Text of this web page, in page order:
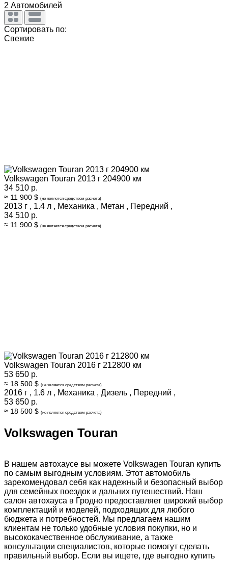
2 Автомобилей
Сортировать по:
Свежие
Volkswagen Touran 2013 г 204900 км
34 510 р.
≈ 11 900 $ (не является средством расчета)
2013 г , 1.4 л , Механика , Метан , Передний ,
34 510 р.
≈ 11 900 $ (не является средством расчета)
Volkswagen Touran 2016 г 212800 км
53 650 р.
≈ 18 500 $ (не является средством расчета)
2016 г , 1.6 л , Механика , Дизель , Передний ,
53 650 р.
≈ 18 500 $ (не является средством расчета)
Volkswagen Touran
В нашем автохаусе вы можете Volkswagen Touran купить
по самым выгодным условиям. Этот автомобиль
зарекомендовал себя как надежный и безопасный выбор
для семейных поездок и дальних путешествий. Наш
салон автохауса в Гродно предоставляет широкий выбор
комплектаций и моделей, подходящих для любого
бюджета и потребностей. Мы предлагаем нашим
клиентам не только удобные условия покупки, но и
высококачественное обслуживание, а также
консультации специалистов, которые помогут сделать
правильный выбор. Если вы ищете, где выгодно купить